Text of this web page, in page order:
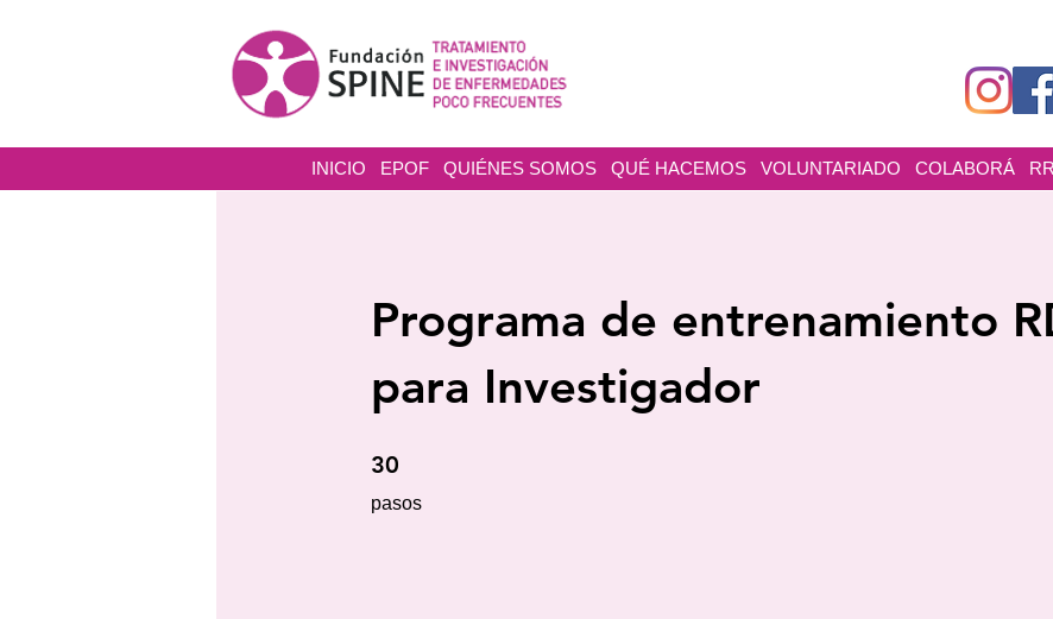
INICIO EPOF QUIÉNES SOMOS QUÉ HACEMOS VOLUNTARIADO COLABORÁ
Programa de entrenamiento
para Investigador
30
pasos
30 pasos